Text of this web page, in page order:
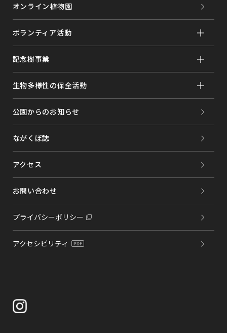
オンライン植物園
ボランティア活動
記念樹事業
生物多様性の保全活動
公園からのお知らせ
ながくぼ誌
アクセス
お問い合わせ
プライバシーポリシー
アクセシビリティ